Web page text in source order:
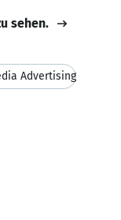
sehen.
Advertising